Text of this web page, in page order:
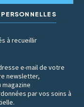
à recueillir
e-mail de votre
newsletter,
par vos soins à